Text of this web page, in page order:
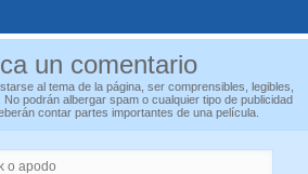
un comentario
al tema de la página, ser comprensibles, legibles,
podrán albergar spam o cualquier tipo de publicidad
contar partes importantes de una película.